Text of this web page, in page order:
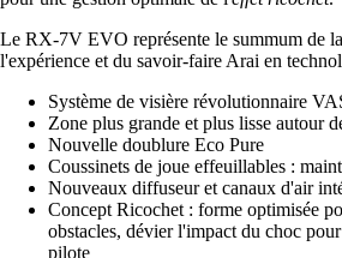
Le RX-7V EVO représente le summum de
l'expérience et du savoir-faire Arai en
Système de visière révolutionnaire
Zone plus grande et plus lisse autour
Nouvelle doublure Eco Pure
Coussinets de joue effeuillables :
Nouveaux diffuseur et canaux d'air
Concept Ricochet : forme optimisée
obstacles, dévier l'impact du choc
pilote